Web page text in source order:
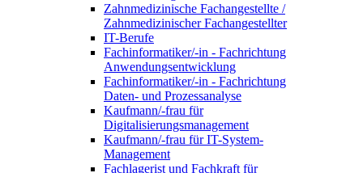
Zahnmedizinische Fachangestellte /
Zahnmedizinischer Fachangestellter
IT-Berufe
Fachinformatiker/-in - Fachrichtung
Anwendungsentwicklung
Fachinformatiker/-in - Fachrichtung
Daten- und Prozessanalyse
Kaufmann/-frau für
Digitalisierungsmanagement
Kaufmann/-frau für IT-System-
Management
Fachlagerist und Fachkraft für